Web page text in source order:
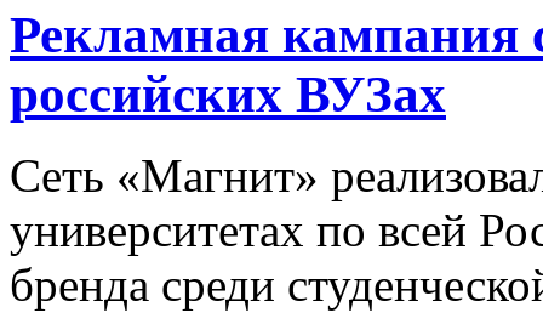
Рекламная кампания
российских ВУЗах
Сеть «Магнит»
университетах по всей
бренда среди